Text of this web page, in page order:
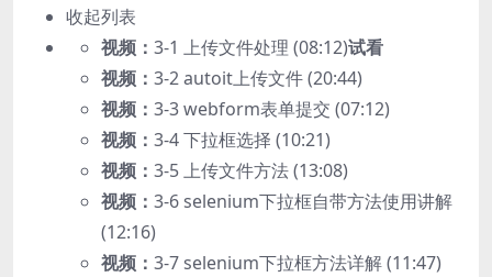
收起列表
视频： 3-1 上传文件处理 (08:12)试看
视频： 3-2 autoit上传文件 (20:44)
视频： 3-3 webform表单提交 (07:12)
视频： 3-4 下拉框选择 (10:21)
视频： 3-5 上传文件方法 (13:08)
视频： 3-6 selenium下拉框自带方法使用讲解
(12:16)
视频： 3-7 selenium下拉框方法详解 (11:47)